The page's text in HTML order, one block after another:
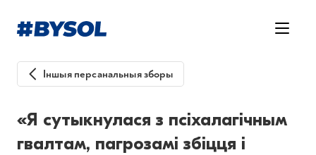
Іншыя персанальныя зборы
«Я сутыкнулася з псіхалагічным
гвалтам, пагрозамі збіцця і